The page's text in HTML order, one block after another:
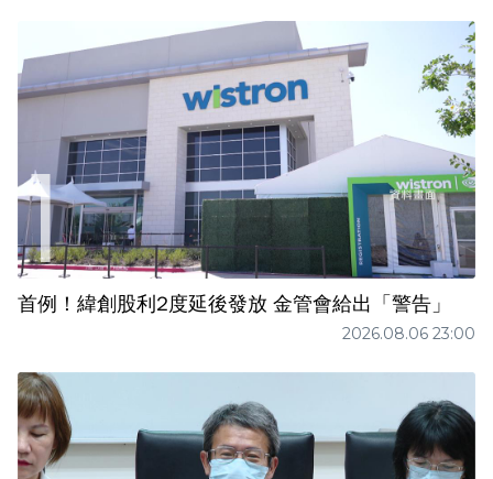
首例！緯創股利2度延後發放 金管會給出「警告」
2026.08.06 23:00